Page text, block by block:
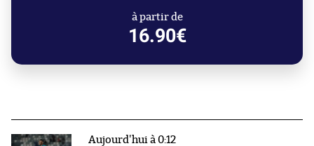
à partir de
16.90€
Aujourd'hui à 0:12